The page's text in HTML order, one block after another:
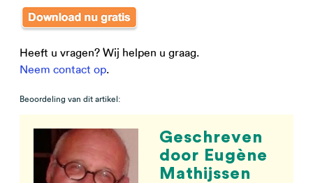
Heeft u vragen? Wij helpen u graag.
Neem contact op.
Beoordeling van dit artikel:
Geschreven
door Eugène
Mathijssen